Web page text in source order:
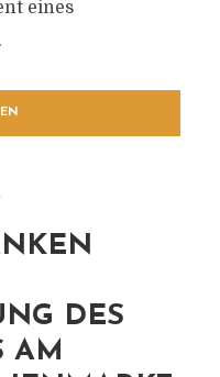
eines
DES
AM